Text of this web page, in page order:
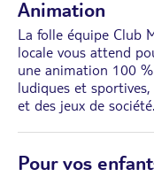
Animation
La folle équipe Club
locale vous attend
une animation 100
ludiques et sportives,
et des jeux de société.
Pour vos